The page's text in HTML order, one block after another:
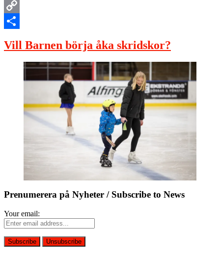
Email
Copy
Vill Barnen börja åka skridskor?
Prenumerera på Nyheter / Subscribe to News
Your email: